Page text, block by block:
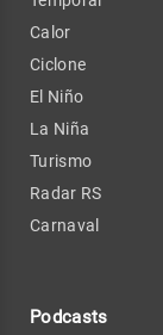
Calor
Ciclone
El Niño
La Niña
Turismo
Radar RS
Carnaval
Podcasts